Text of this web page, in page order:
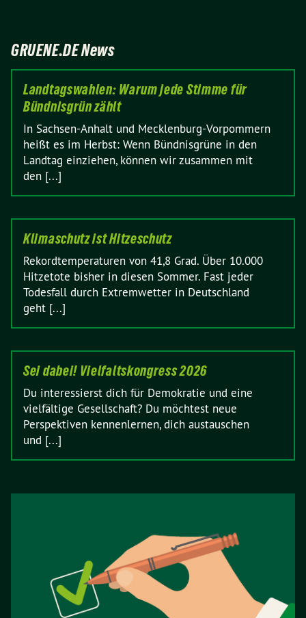
GRUENE.DE News
Landtagswahlen: Warum jede Stimme für
Bündnisgrün zählt
In Sachsen-Anhalt und Mecklenburg-Vorpommern
heißt es im Herbst: Wenn Bündnisgrüne in den
Landtag einziehen, können wir zusammen mit
den [...]
Klimaschutz ist Hitzeschutz
Rekordtemperaturen von 41,8 Grad. Über 10.000
Hitzetote bisher in diesen Sommer. Fast jeder
Todesfall durch Extremwetter in Deutschland
geht [...]
Sei dabei! Vielfaltskongress 2026
Du interessierst dich für Demokratie und eine
vielfältige Gesellschaft? Du möchtest neue
Perspektiven kennenlernen, dich austauschen
und [...]